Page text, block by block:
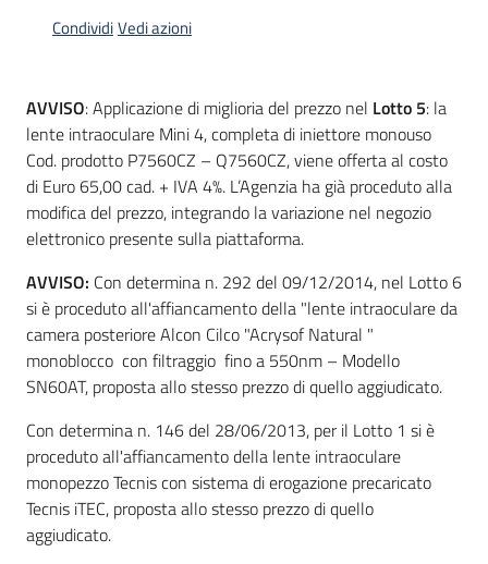
acquisto
Supporto
Piattaforme
telematiche
English
Seguici
su
CondividiVedi azioni
AVVISO: Applicazione di miglioria del prezzo nel Lotto 5: la
lente intraoculare Mini 4, completa di iniettore monouso
Cod. prodotto P7560CZ – Q7560CZ, viene offerta al costo
di Euro 65,00 cad. + IVA 4%. L’Agenzia ha già proceduto alla
modifica del prezzo, integrando la variazione nel negozio
elettronico presente sulla piattaforma.
AVVISO: Con determina n. 292 del 09/12/2014, nel Lotto 6
si è proceduto all'affiancamento della "lente intraoculare da
camera posteriore Alcon Cilco "Acrysof Natural "
monoblocco con filtraggio fino a 550nm – Modello
SN60AT, proposta allo stesso prezzo di quello aggiudicato.
Con determina n. 146 del 28/06/2013, per il Lotto 1 si è
proceduto all'affiancamento della lente intraoculare
monopezzo Tecnis con sistema di erogazione precaricato
Tecnis iTEC, proposta allo stesso prezzo di quello
aggiudicato.